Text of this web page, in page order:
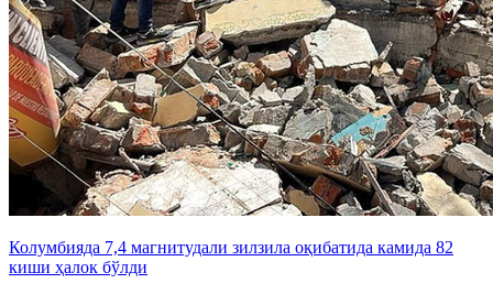
Колумбияда 7,4 магнитудали зилзила оқибатида камида 82
киши ҳалок бўлди